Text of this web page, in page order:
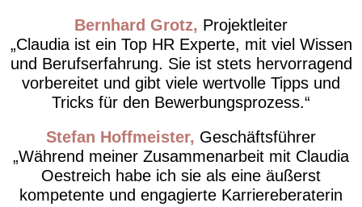
Bernhard Grotz Projektleiter
Claudia ist ein Top HR Experte, mit viel Wissen
und Berufserfahrung. Sie ist stets hervorragend
vorbereitet und gibt viele wertvolle Tipps und
Tricks für den Bewerbungsprozess.
Stefan Hoffmeister Geschäftsführer
Während meiner Zusammenarbeit mit Claudia
Oestreich habe ich sie als eine äußerst
kompetente und engagierte Karriereberaterin